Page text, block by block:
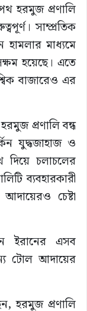
হরমুজ প্রণালি
সাম্প্রতিক
হামলার মাধ্যমে
হয়েছে। এতে
বাজারেও এর
প্রণালি বন্ধ
যুদ্ধজাহাজ ও
চলাচলের
ব্যবহারকারী
চেষ্টা
ইরানের এসব
টোল আদায়ের
হরমুজ প্রণালি